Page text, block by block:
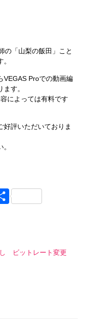
の「山梨の飯田」こと
VEGAS Proでの動画編
す。
によっては有料です
好評いただいておりま
共
ビットレート変更